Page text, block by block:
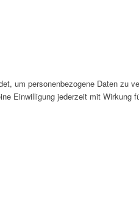
um personenbezogene Daten zu
Einwilligung jederzeit mit Wirkung